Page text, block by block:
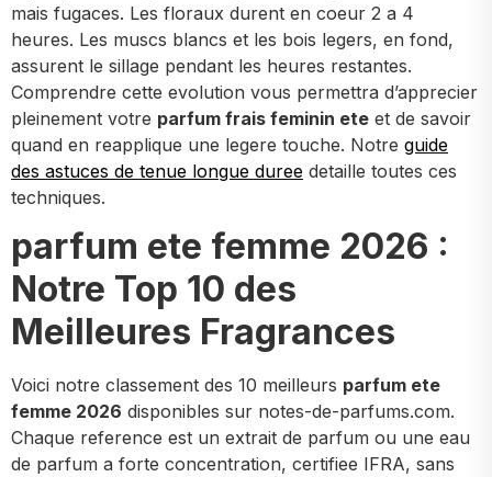
mais fugaces. Les floraux durent en coeur 2 a 4
heures. Les muscs blancs et les bois legers, en fond,
assurent le sillage pendant les heures restantes.
Comprendre cette evolution vous permettra d’apprecier
pleinement votre parfum frais feminin ete et de savoir
quand en reapplique une legere touche. Notre guide
des astuces de tenue longue duree detaille toutes ces
techniques.
parfum ete femme 2026 :
Notre Top 10 des
Meilleures Fragrances
Voici notre classement des 10 meilleurs parfum ete
femme 2026 disponibles sur notes-de-parfums.com.
Chaque reference est un extrait de parfum ou une eau
de parfum a forte concentration, certifiee IFRA, sans